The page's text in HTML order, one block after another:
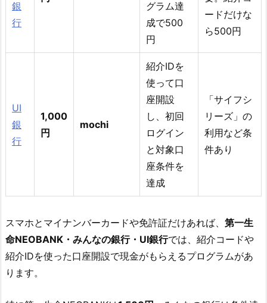
銀
行
グラム達
成で500
円
ードだけな
ら500円
UI
銀
行
1,000
円
mochi
紹介IDを
使って口
座開設
し、初回
ログイン
と対象口
座条件を
達成
「サイフシ
リーズ」の
利用など条
件あり
スマホとマイナンバーカードや免許証だけあれば、 第一生
命NEOBANK・みんなの銀行・UI銀行では、紹介コードや
紹介IDを使った口座開設で現金がもらえるプログラムがあ
ります。